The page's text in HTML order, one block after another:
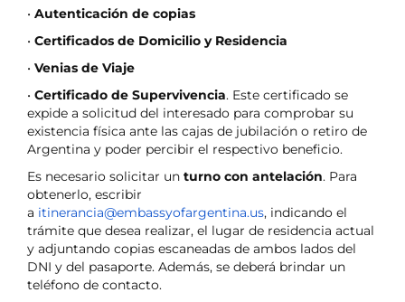
• Autenticación de copias
• Certificados de Domicilio y Residencia
• Venias de Viaje
• Certificado de Supervivencia. Este certificado se
expide a solicitud del interesado para comprobar su
existencia física ante las cajas de jubilación o retiro de
Argentina y poder percibir el respectivo beneficio.
Es necesario solicitar un turno con antelación. Para
obtenerlo, escribir
a itinerancia@embassyofargentina.us, indicando el
trámite que desea realizar, el lugar de residencia actual
y adjuntando copias escaneadas de ambos lados del
DNI y del pasaporte. Además, se deberá brindar un
teléfono de contacto.